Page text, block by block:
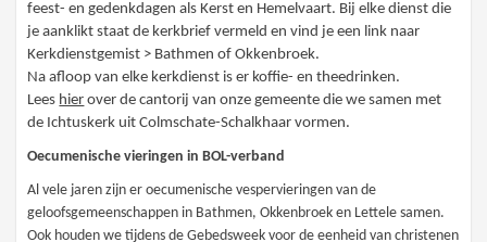
feest- en gedenkdagen als Kerst en Hemelvaart. Bij elke dienst die
je aanklikt staat de kerkbrief vermeld en vind je een link naar
Kerkdienstgemist > Bathmen of Okkenbroek.
Na afloop van elke kerkdienst is er koffie- en theedrinken.
Lees hier over de cantorij van onze gemeente die we samen met
de Ichtuskerk uit Colmschate-Schalkhaar vormen.
Oecumenische vieringen in BOL-verband
Al vele jaren zijn er oecumenische vespervieringen van de
geloofsgemeenschappen in Bathmen, Okkenbroek en Lettele samen.
Ook houden we tijdens de Gebedsweek voor de eenheid van christenen